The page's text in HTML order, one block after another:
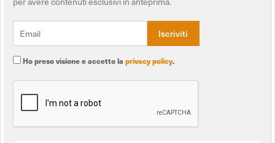
Ho preso visione e accetto la privacy policy.